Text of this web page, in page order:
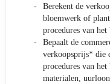
Berekent de
bloemwerk of
procedures van
Bepaalt de
verkoopsprijs* die
procedures van
materialen,